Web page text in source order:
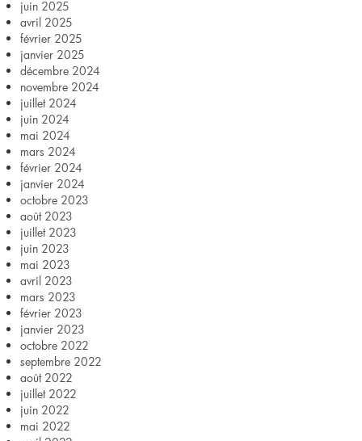
juin 2025
avril 2025
février 2025
janvier 2025
décembre 2024
novembre 2024
juillet 2024
juin 2024
mai 2024
mars 2024
février 2024
janvier 2024
octobre 2023
août 2023
juillet 2023
juin 2023
mai 2023
avril 2023
mars 2023
février 2023
janvier 2023
octobre 2022
septembre 2022
août 2022
juillet 2022
juin 2022
mai 2022